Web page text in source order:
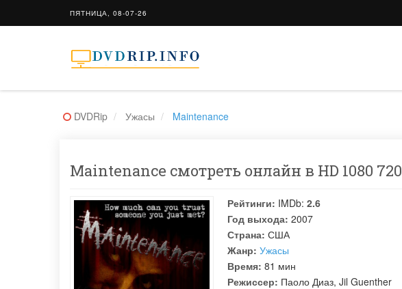
ПЯТНИЦА, 08-07-26
DVDRip Ужасы Maintenance
Maintenance смотреть онлайн в HD 1080 720
Рейтинги: IMDb: 2.6
Год выхода: 2007
Страна: США
Жанр: Ужасы
Время: 81 мин
Режиссер: Паоло Диаз, Jil Guenther